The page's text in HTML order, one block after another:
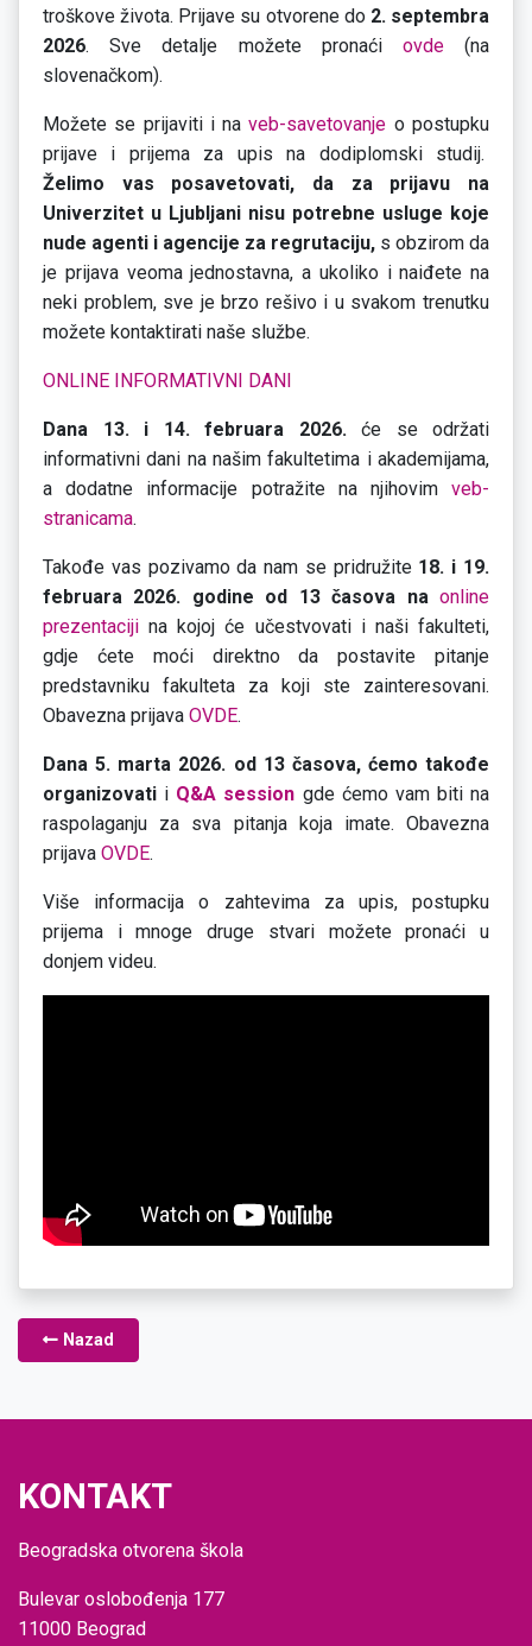
troškove života. Prijave su otvorene do 2. septembra
2026. Sve detalje možete pronaći ovde(na
slovenačkom).
Možete se prijaviti i naveb-savetovanje o postupku
prijave i prijema za upis na dodiplomski studij.
Želimo vas posavetovati, da za prijavu na
Univerzitet u Ljubljani nisu potrebne usluge koje
nude agenti i agencije za regrutaciju, s obzirom da
je prijava veoma jednostavna, a ukoliko i naiđete na
neki problem, sve je brzo rešivo i u svakom trenutku
možete kontaktirati naše službe.
ONLINE INFORMATIVNI DANI
Dana 13. i 14. februara 2026.će se održati
informativni dani na našim fakultetima i akademijama,
a dodatne informacije potražite na njihovim veb-
stranicama.
Takođe vas pozivamo da nam se pridružite 18. i 19.
februara 2026. godine od 13 časova na online
prezentaciji na kojoj će učestvovati i naši fakulteti,
gdje ćete moći direktno da postavite pitanje
predstavniku fakulteta za koji ste zainteresovani.
Obavezna prijava OVDE.
Dana 5. marta 2026. od 13 časova, ćemo takođe
organizovati i Q&A session gde ćemo vam biti na
raspolaganju za sva pitanja koja imate. Obavezna
prijava OVDE.
Više informacija o zahtevima za upis, postupku
prijema i mnoge druge stvari možete pronaći u
donjem videu.
Nazad
KONTAKT
Beogradska otvorena škola
Bulevar oslobođenja 177
11000 Beograd